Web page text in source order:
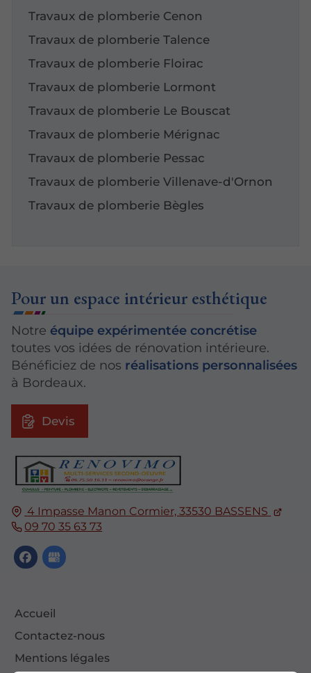
Travaux de plomberie Cenon
Travaux de plomberie Talence
Travaux de plomberie Floirac
Travaux de plomberie Lormont
Travaux de plomberie Le Bouscat
Travaux de plomberie Mérignac
Travaux de plomberie Pessac
Travaux de plomberie Villenave-d'Ornon
Travaux de plomberie Bègles
4 Impasse Manon Cormier,33530 BASSENS
09 70 35 63 73
Accueil
Contactez-nous
Mentions légales
Pour un espace intérieur esthétique
Notre équipe expérimentée concrétise
toutes vos idées de rénovation intérieure.
Bénéficiez de nos réalisations personnalisées
à Bordeaux.
Devis